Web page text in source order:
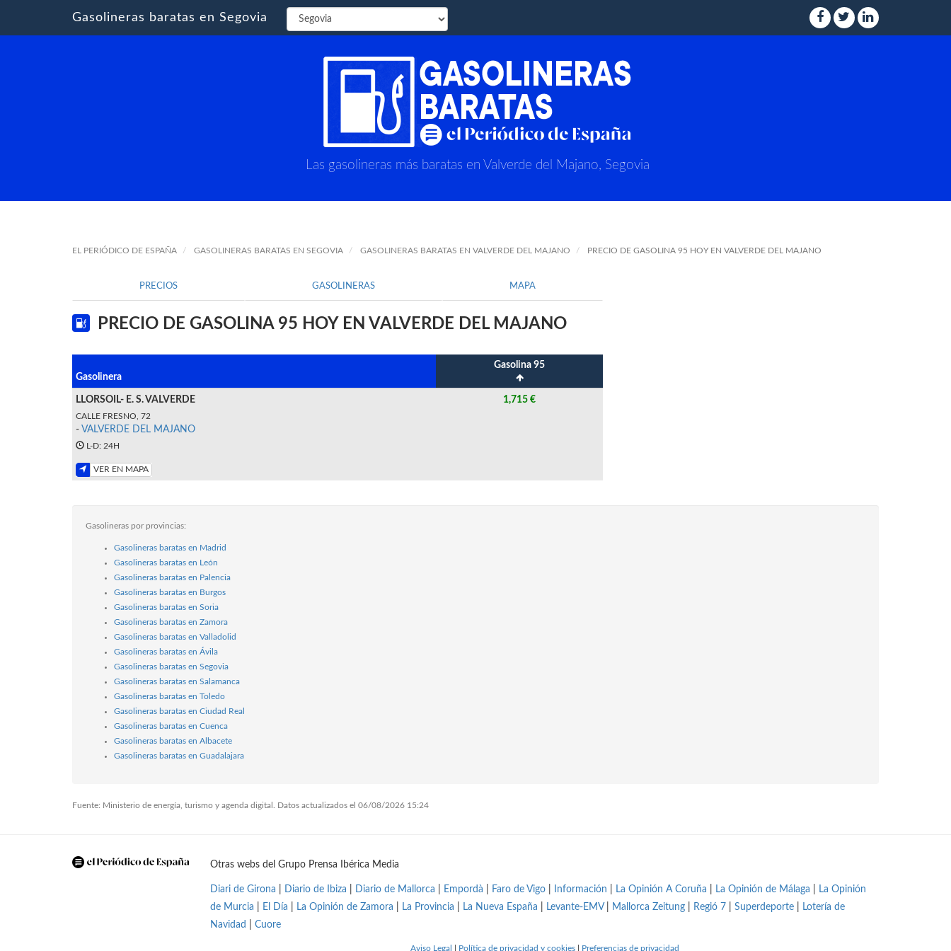
Gasolineras baratas en Segovia
Las gasolineras más baratas en Valverde del Majano, Segovia
EL PERIÓDICO DE ESPAÑA GASOLINERAS BARATAS EN SEGOVIA GASOLINERAS BARATAS EN VALVERDE DEL MAJANO PRECIO DE GASOLINA 95 HOY EN VALVERDE DEL MAJANO
PRECIOS GASOLINERAS MAPA
PRECIO DE GASOLINA 95 HOY EN VALVERDE DEL MAJANO
Gasolinera
Gasolina 95
LLORSOIL- E. S. VALVERDE
CALLE FRESNO, 72
- VALVERDE DEL MAJANO
L-D: 24H
VER EN MAPA
1,715 €
Gasolineras por provincias:
Gasolineras baratas en Madrid
Gasolineras baratas en León
Gasolineras baratas en Palencia
Gasolineras baratas en Burgos
Gasolineras baratas en Soria
Gasolineras baratas en Zamora
Gasolineras baratas en Valladolid
Gasolineras baratas en Ávila
Gasolineras baratas en Segovia
Gasolineras baratas en Salamanca
Gasolineras baratas en Toledo
Gasolineras baratas en Ciudad Real
Gasolineras baratas en Cuenca
Gasolineras baratas en Albacete
Gasolineras baratas en Guadalajara
Fuente: Ministerio de energía, turismo y agenda digital. Datos actualizados el 06/08/2026 15:24
Otras webs del Grupo Prensa Ibérica Media
Diari de Girona Diario de Ibiza Diario de Mallorca Empordà Faro de Vigo Información La Opinión A Coruña La Opinión de Málaga
La Opinión
de Murcia
El Día La Opinión de Zamora La Provincia La Nueva España Levante-EMV| Mallorca Zeitung Regió 7 Superdeporte
Lotería de
Navidad
Cuore
Aviso Legal Política de privacidad y cookies Preferencias de privacidad